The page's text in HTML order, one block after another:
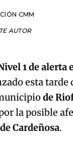
CMM
AUTOR
1 de alerta
esta tarde
de
la posible
Cardeñosa.